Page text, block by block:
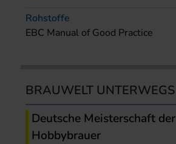
Rohstoffe
EBC Manual of Good Practice
BRAUWELT UNTERWEGS
Deutsche Meisterschaft der
Hobbybrauer